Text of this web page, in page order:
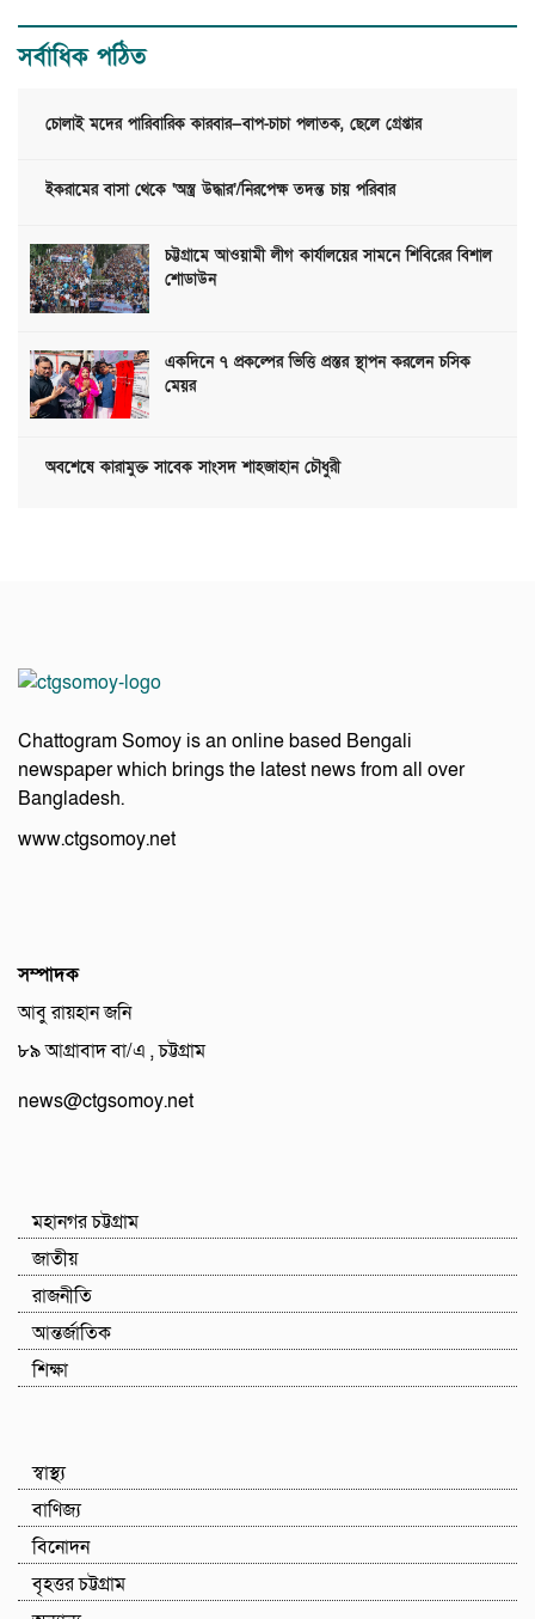
সর্বাধিক পঠিত
চোলাই মদের পারিবারিক কারবার—বাপ-চাচা পলাতক, ছেলে গ্রেপ্তার
ইকরামের বাসা থেকে ‘অস্ত্র উদ্ধার’/নিরপেক্ষ তদন্ত চায় পরিবার
চট্টগ্রামে আওয়ামী লীগ কার্যালয়ের সামনে শিবিরের বিশাল
শোডাউন
একদিনে ৭ প্রকল্পের ভিত্তি প্রস্তর স্থাপন করলেন চসিক
মেয়র
অবশেষে কারামুক্ত সাবেক সাংসদ শাহজাহান চৌধুরী
Chattogram Somoy is an online based Bengali
newspaper which brings the latest news from all over
Bangladesh.
www.ctgsomoy.net
সম্পাদক
আবু রায়হান জনি
৮৯ আগ্রাবাদ বা/এ , চট্টগ্রাম
news@ctgsomoy.net
মহানগর চট্টগ্রাম
জাতীয়
রাজনীতি
আন্তর্জাতিক
শিক্ষা
স্বাস্থ্য
বাণিজ্য
বিনোদন
বৃহত্তর চট্টগ্রাম